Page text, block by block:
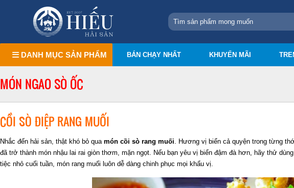
DANH MỤC SẢN PHẨM BÁN CHẠY NHẤT KHUYẾN MÃI
MÓN NGAO SÒ ỐC
CỒI SÒ ĐIỆP RANG MUỐI
Nhắc đến hải sản, thật khó bỏ qua món cồi sò rang muối. Hương vị biển cả quyện trong từng
đã trở thành món nhậu lai rai giòn thơm, mặn ngọt. Nếu bạn yêu vị biển đậm đà hơn, hãy thử
tiệc nhỏ cuối tuần, món rang muối luôn dễ dàng chinh phục mọi khẩu vị.